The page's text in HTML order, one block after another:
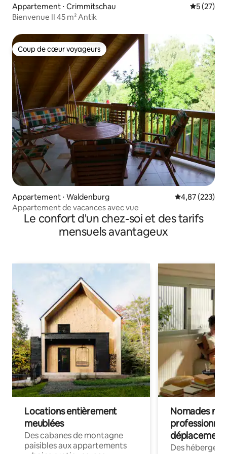
Appartement ⋅ Crimmitschau
5 (27)
Bienvenue II 45 m² Antik
Coup de cœur voyageurs
Coup de cœur voyageurs
Appartement ⋅ Waldenburg Évaluation
4,87 (223)
Appartement de vacances avec vue
Le confort d'un chez-soi et des tarifs
mensuels avantageux
Locations entièrement
meublées
Des cabanes de montagne
paisibles aux appartements
Nomades
déplacement
Des